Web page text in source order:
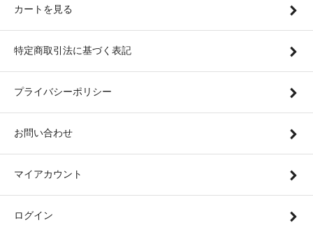
カートを見る
特定商取引法に基づく表記
プライバシーポリシー
お問い合わせ
マイアカウント
ログイン